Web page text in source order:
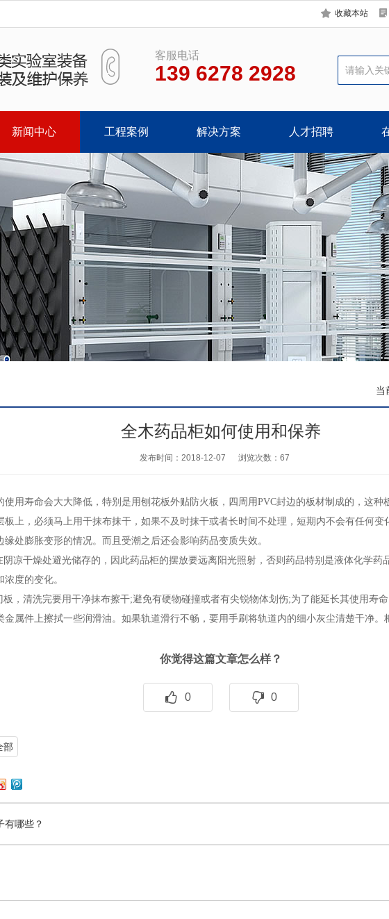
收藏本站
客服电话
139 6278 2928
新闻中心 工程案例 解决方案 人才招聘
当
全木药品柜如何使用和保养
发布时间：2018-12-07 浏览次数： 67
使用寿命会大大降低，特别是用刨花板外贴防火板，四周用PVC封边的板材制成的，这种
板上，必须马上用干抹布抹干，如果不及时抹干或者长时间不处理，短期内不会有任何变
处膨胀变形的情况。而且受潮之后还会影响药品变质失效。
凉干燥处避光储存的，因此药品柜的摆放要远离阳光照射，否则药品特别是液体化学药
度的变化。
，清洗完要用干净抹布擦干;避免有硬物碰撞或者有尖锐物体划伤;为了能延长其使用寿
金属件上擦拭一些润滑油。如果轨道滑行不畅，要用手刷将轨道内的细小灰尘清楚干净
你觉得这篇文章怎么样？
0 0
部
有哪些？